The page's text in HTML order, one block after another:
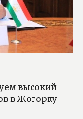
высокий
в Жогорку